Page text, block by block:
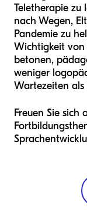
Teletherapie zu
nach Wegen,
Pandemie zu
Wichtigkeit von
betonen,
weniger
Wartezeiten als
Freuen Sie sich